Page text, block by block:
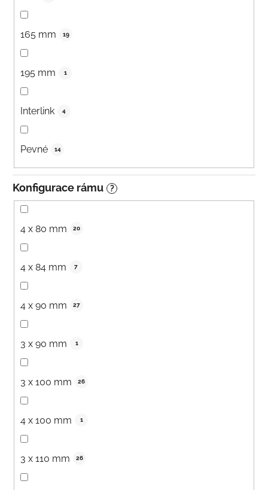
165 mm 19
195 mm 1
Interlink 4
Pevné 14
Konfigurace rámu ?
4 x 80 mm 20
4 x 84 mm 7
4 x 90 mm 27
3 x 90 mm 1
3 x 100 mm 26
4 x 100 mm 1
3 x 110 mm 26